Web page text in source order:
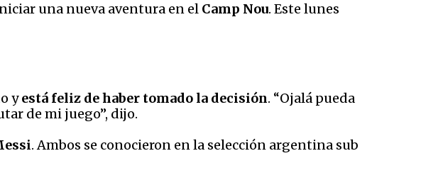
una nueva aventura en el Camp Nou. Este lunes
yestá feliz de haber tomado la decisión. “Ojalá pueda
de mi juego”, dijo.
. Ambos se conocieron en la selección argentina sub